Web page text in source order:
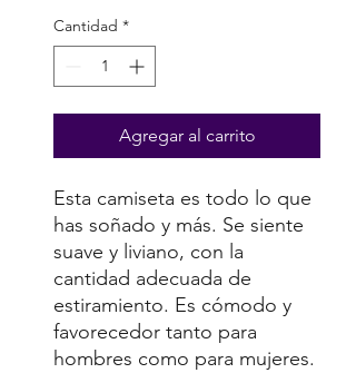
Cantidad *
Agregar al carrito
Esta camiseta es todo lo que
has soñado y más. Se siente
suave y liviano, con la
cantidad adecuada de
estiramiento. Es cómodo y
favorecedor tanto para
hombres como para mujeres.